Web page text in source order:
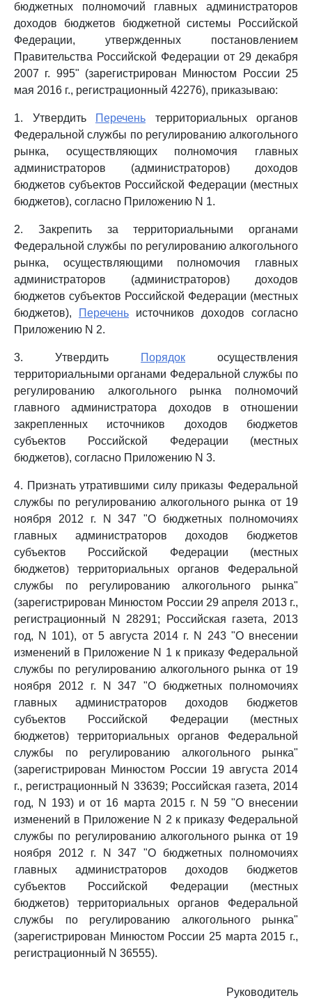
бюджетных полномочий главных администраторов
доходов бюджетов бюджетной системы Российской
Федерации, утвержденных постановлением
Правительства Российской Федерации от 29 декабря
2007 г. 995" (зарегистрирован Минюстом России 25
мая 2016 г., регистрационный 42276), приказываю:
1. Утвердить Перечень территориальных органов
Федеральной службы по регулированию алкогольного
рынка, осуществляющих полномочия главных
администраторов (администраторов) доходов
бюджетов субъектов Российской Федерации (местных
бюджетов), согласно Приложению N 1.
2. Закрепить за территориальными органами
Федеральной службы по регулированию алкогольного
рынка, осуществляющими полномочия главных
администраторов (администраторов) доходов
бюджетов субъектов Российской Федерации (местных
бюджетов),
Перечень источников доходов согласно
Приложению N 2.
3. Утвердить Порядок осуществления
территориальными органами Федеральной службы по
регулированию алкогольного рынка полномочий
главного администратора доходов в отношении
закрепленных источников доходов бюджетов
субъектов Российской Федерации (местных
бюджетов), согласно Приложению N 3.
4. Признать утратившими силу приказы Федеральной
службы по регулированию алкогольного рынка от 19
ноября 2012 г. N 347 "О бюджетных полномочиях
главных администраторов доходов бюджетов
субъектов Российской Федерации (местных
бюджетов) территориальных органов Федеральной
службы по регулированию алкогольного рынка"
(зарегистрирован Минюстом России 29 апреля 2013 г.,
регистрационный N 28291; Российская газета, 2013
год, N 101), от 5 августа 2014 г. N 243 "О внесении
изменений в Приложение N 1 к приказу Федеральной
службы по регулированию алкогольного рынка от 19
ноября 2012 г. N 347 "О бюджетных полномочиях
главных администраторов доходов бюджетов
субъектов Российской Федерации (местных
бюджетов) территориальных органов Федеральной
службы по регулированию алкогольного рынка"
(зарегистрирован Минюстом России 19 августа 2014
г., регистрационный N 33639; Российская газета, 2014
год, N 193) и от 16 марта 2015 г. N 59 "О внесении
изменений в Приложение N 2 к приказу Федеральной
службы по регулированию алкогольного рынка от 19
ноября 2012 г. N 347 "О бюджетных полномочиях
главных администраторов доходов бюджетов
субъектов Российской Федерации (местных
бюджетов) территориальных органов Федеральной
службы по регулированию алкогольного рынка"
(зарегистрирован Минюстом России 25 марта 2015 г.,
регистрационный N 36555).
Руководитель